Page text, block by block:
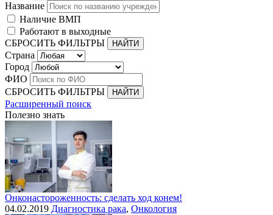
Название
Наличие ВМП
Работают в выходные
СБРОСИТЬ ФИЛЬТРЫ
Страна
Город
ФИО
СБРОСИТЬ ФИЛЬТРЫ
Расширенный поиск
Полезно знать
Онконастороженность: сделать ход конем!
04.02.2019 Диагностика рака, Онкология